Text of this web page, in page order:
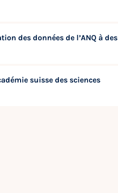
des données de l’ANQ à des
suisse des sciences